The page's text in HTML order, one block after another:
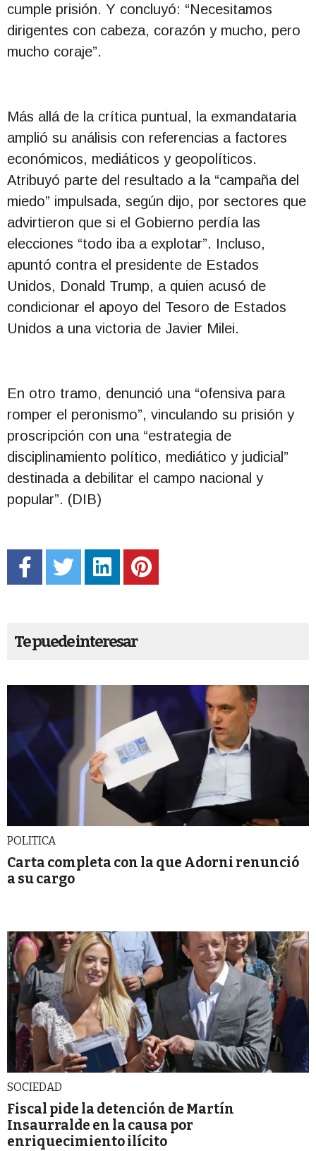
cumple prisión. Y concluyó: “Necesitamos
dirigentes con cabeza, corazón y mucho, pero
mucho coraje”.
Más allá de la crítica puntual, la exmandataria
amplió su análisis con referencias a factores
económicos, mediáticos y geopolíticos.
Atribuyó parte del resultado a la “campaña del
miedo” impulsada, según dijo, por sectores que
advirtieron que si el Gobierno perdía las
elecciones “todo iba a explotar”. Incluso,
apuntó contra el presidente de Estados
Unidos, Donald Trump, a quien acusó de
condicionar el apoyo del Tesoro de Estados
Unidos a una victoria de Javier Milei.
En otro tramo, denunció una “ofensiva para
romper el peronismo”, vinculando su prisión y
proscripción con una “estrategia de
disciplinamiento político, mediático y judicial”
destinada a debilitar el campo nacional y
popular”. (DIB)
Te puede interesar
POLITICA
Carta completa con la que Adorni renunció
a su cargo
SOCIEDAD
Fiscal pide la detención de Martín
Insaurralde en la causa por
enriquecimiento ilícito